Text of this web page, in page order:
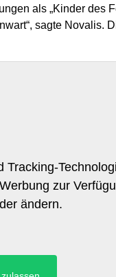
als „Kinder des
sagte
Information
Datenschutz
Tracking-
zur
ändern.